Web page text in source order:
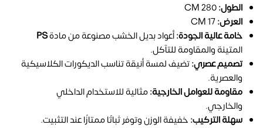
الطول:
العرض:
خامة عالية الجودة:أعواد بديل الخشب مصنوعة من مادةPS
المتينة والمقاومة للتآكل.
تصميم عصري:تضيف لمسة أنيقة تناسب الديكورات الكلاسيكية
والعصرية.
مقاومة للعوامل الخارجية:مثالية للاستخدام الداخلي
والخارجي.
سهلة التركيب: خفيفة الوزن وتوفر ثباتًا ممتازًا عند التثبيت.